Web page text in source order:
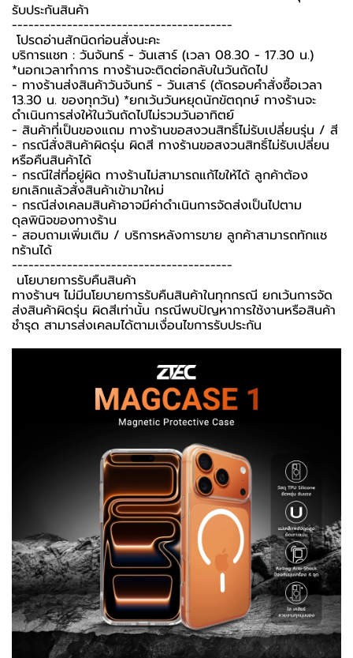
รับประกันสินค้า ️
----------------------------------------
️ โปรดอ่านสักนิดก่อนสั่งนะคะ️
บริการแชท : วันจันทร์ - วันเสาร์ (เวลา 08.30 - 17.30 น.)
*นอกเวลาทำการ ทางร้านจะติดต่อกลับในวันถัดไป
- ทางร้านส่งสินค้าวันจันทร์ - วันเสาร์ (ตัดรอบคำสั่งซื้อเวลา
13.30 น. ของทุกวัน) *ยกเว้นวันหยุดนักขัตฤกษ์ ทางร้านจะ
ดำเนินการส่งให้ในวันถัดไปไม่รวมวันอาทิตย์
- สินค้าที่เป็นของแถม ทางร้านขอสงวนสิทธิ์ไม่รับเปลี่ยนรุ่น / สี
- กรณีสั่งสินค้าผิดรุ่น ผิดสี ทางร้านขอสงวนสิทธิ์ไม่รับเปลี่ยน
หรือคืนสินค้าได้
- กรณีใส่ที่อยู่ผิด ทางร้านไม่สามารถแก้ไขให้ได้ ลูกค้าต้อง
ยกเลิกแล้วสั่งสินค้าเข้ามาใหม่
- กรณีส่งเคลมสินค้าอาจมีค่าดำเนินการจัดส่งเป็นไปตาม
ดุลพินิจของทางร้าน
- สอบถามเพิ่มเติม / บริการหลังการขาย ลูกค้าสามารถทักแช
ทร้านได้
----------------------------------------
️ นโยบายการรับคืนสินค้า ️
ทางร้านฯ ไม่มีนโยบายการรับคืนสินค้าในทุกกรณี ยกเว้นการจัด
ส่งสินค้าผิดรุ่น ผิดสีเท่านั้น กรณีพบปัญหาการใช้งานหรือสินค้า
ชำรุด สามารส่งเคลมได้ตามเงื่อนไขการรับประกัน